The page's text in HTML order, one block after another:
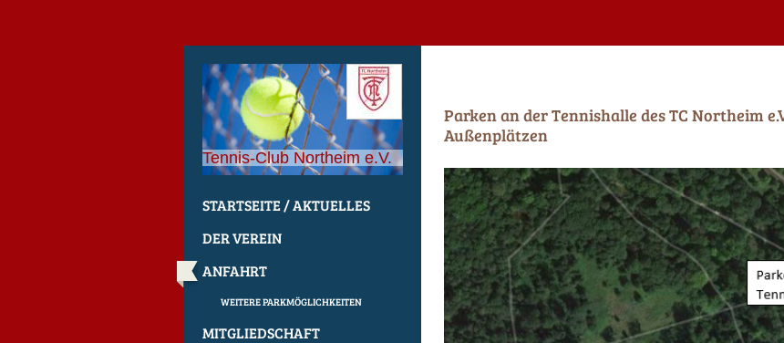
Tennis-Club Northeim e.V.
STARTSEITE / AKTUELLES
DER VEREIN
ANFAHRT
WEITERE PARKMÖGLICHKEITEN
MITGLIEDSCHAFT
Parken an der Tennishalle des TC Northeim
Außenplätzen